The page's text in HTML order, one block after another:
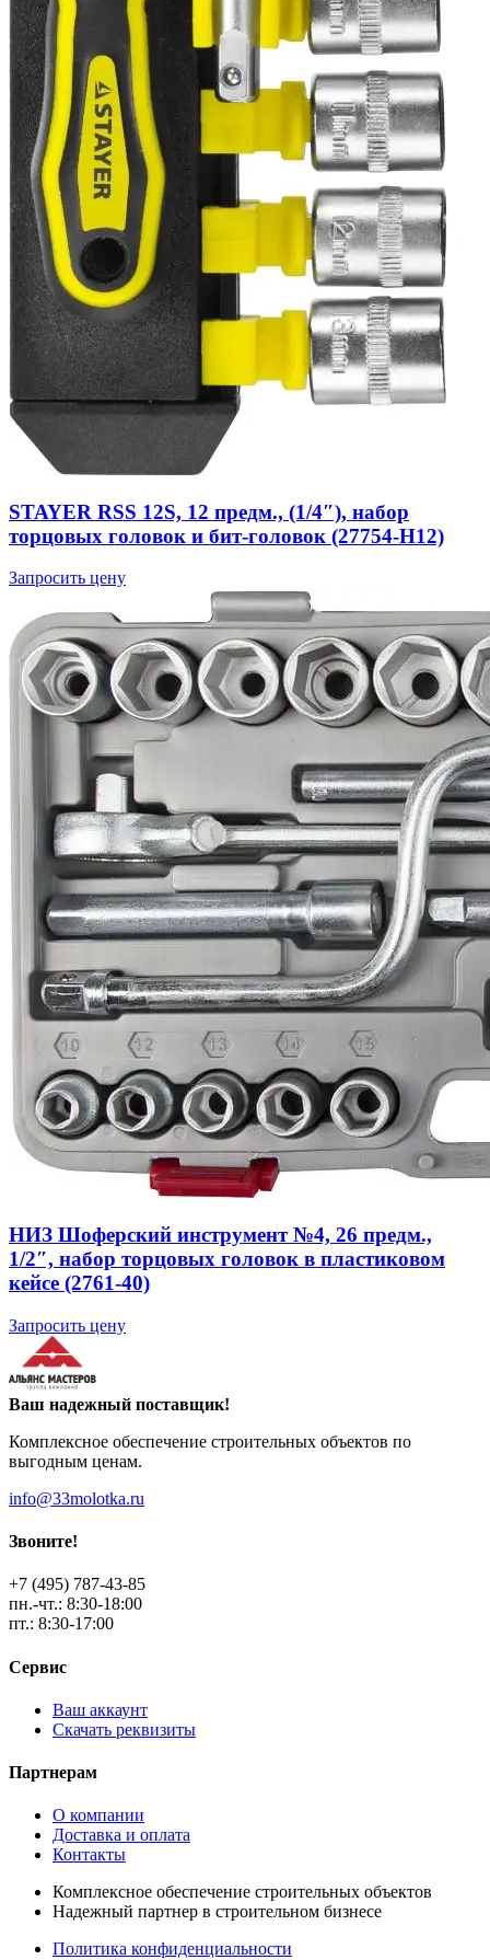
STAYER RSS 12S, 12 предм., (1/4″), набор
торцовых головок и бит-головок (27754-H12)
Запросить цену
НИЗ Шоферский инструмент №4, 26 предм.,
1/2″, набор торцовых головок в пластиковом
кейсе (2761-40)
Запросить цену
Ваш надежный поставщик!
Комплексное обеспечение строительных объектов по
выгодным ценам.
info@33molotka.ru
Звоните!
+7 (495) 787-43-85
пн.-чт.: 8:30-18:00
пт.: 8:30-17:00
Сервис
Ваш аккаунт
Скачать реквизиты
Партнерам
О компании
Доставка и оплата
Контакты
Комплексное обеспечение строительных объектов
Надежный партнер в строительном бизнесе
Политика конфиденциальности